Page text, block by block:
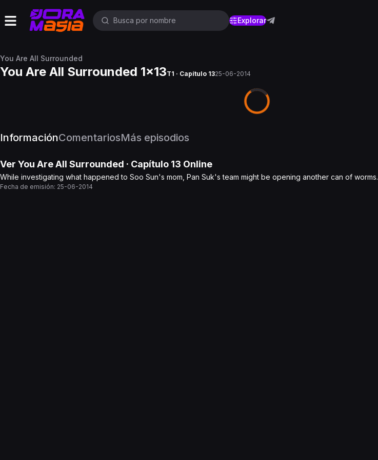
Explorar
You Are All Surrounded
You Are All Surrounded 1x13T1 · Capítulo 1325-06-2014
InformaciónComentariosMás episodios
Ver You Are All Surrounded · Capítulo 13 Online
While investigating what happened to Soo Sun's mom, Pan Suk's team might be opening another can of worms.
Fecha de emisión: 25-06-2014